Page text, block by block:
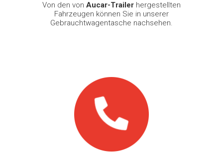
Von den von Aucar-Trailer hergestellten
Fahrzeugen können Sie in unserer
Gebrauchtwagentasche nachsehen.